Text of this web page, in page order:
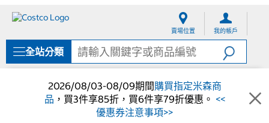
單
賣場位置 我的帳戶
全站分類
2026/08/03-08/09期間購買指定米森商
品 ，買3件享85折，買6件享79折優惠。 <<
優惠券注意事項>>